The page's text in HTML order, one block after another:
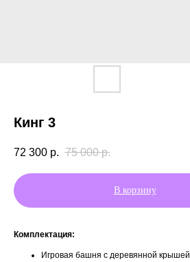
Кинг 3
72 300 р. 75 000 р.
В корзину
Комплектация:
Игровая башня с деревянной крышей